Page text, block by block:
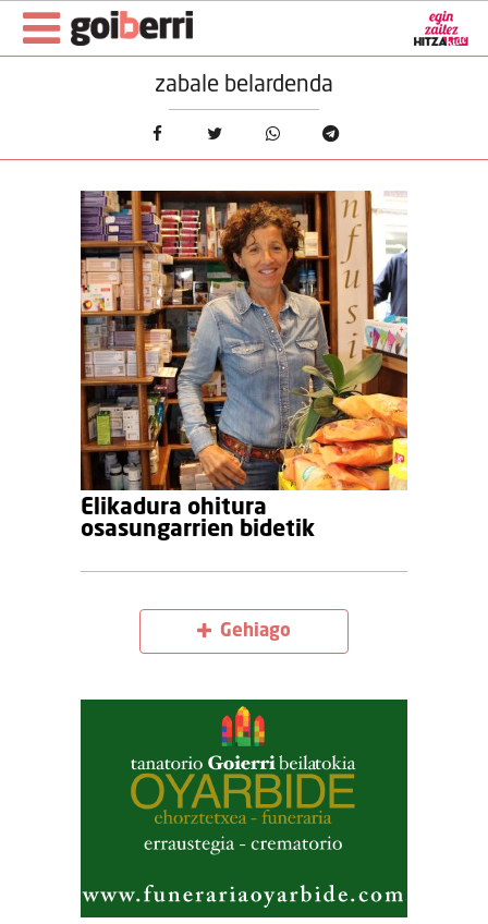
zabale belardenda
Elikadura ohitura
osasungarrien bidetik
Gehiago